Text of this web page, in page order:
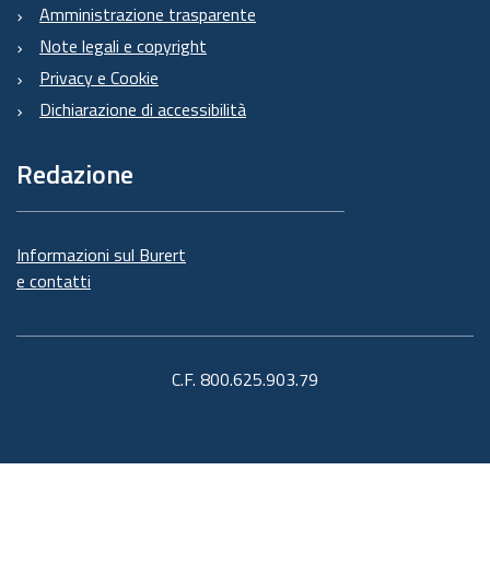
Amministrazione trasparente
Note legali e copyright
Privacy e Cookie
Dichiarazione di accessibilità
Redazione
Informazioni sul Burert
e contatti
C.F. 800.625.903.79